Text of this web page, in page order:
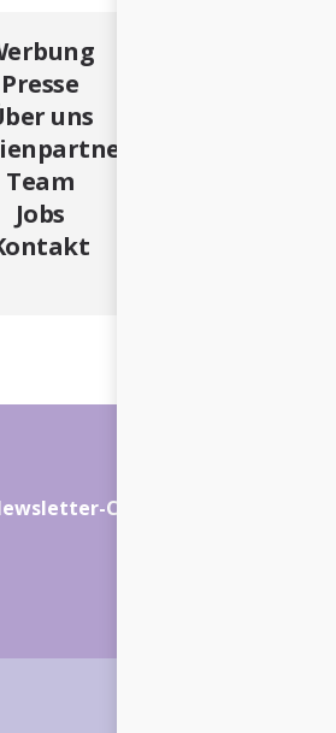
Presse
uns
Team
Jobs
Community gelten.